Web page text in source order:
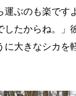
オンライン販売
標準 拡大
運ぶのも楽です
したからね。」
に大きなシカを